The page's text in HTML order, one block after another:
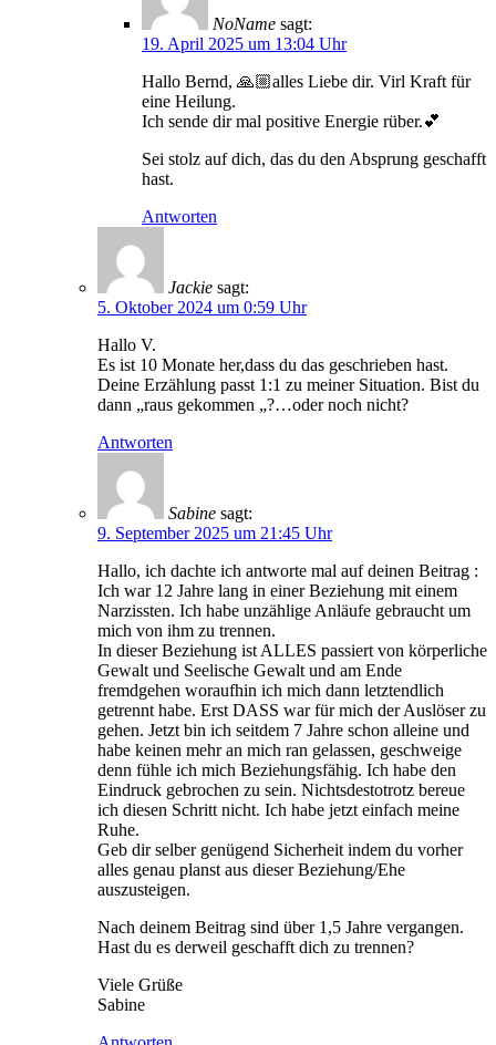
NoName sagt:
19. April 2025 um 13:04 Uhr
Hallo Bernd, 🙏🏼alles Liebe dir. Virl Kraft für
eine Heilung.
Ich sende dir mal positive Energie rüber.💕
Sei stolz auf dich, das du den Absprung geschafft
hast.
Antworten
Jackie sagt:
5. Oktober 2024 um 0:59 Uhr
Hallo V.
Es ist 10 Monate her,dass du das geschrieben hast.
Deine Erzählung passt 1:1 zu meiner Situation. Bist du
dann „raus gekommen „?…oder noch nicht?
Antworten
Sabine sagt:
9. September 2025 um 21:45 Uhr
Hallo, ich dachte ich antworte mal auf deinen Beitrag :
Ich war 12 Jahre lang in einer Beziehung mit einem
Narzissten. Ich habe unzählige Anläufe gebraucht um
mich von ihm zu trennen.
In dieser Beziehung ist ALLES passiert von körperliche
Gewalt und Seelische Gewalt und am Ende
fremdgehen woraufhin ich mich dann letztendlich
getrennt habe. Erst DASS war für mich der Auslöser zu
gehen. Jetzt bin ich seitdem 7 Jahre schon alleine und
habe keinen mehr an mich ran gelassen, geschweige
denn fühle ich mich Beziehungsfähig. Ich habe den
Eindruck gebrochen zu sein. Nichtsdestotrotz bereue
ich diesen Schritt nicht. Ich habe jetzt einfach meine
Ruhe.
Geb dir selber genügend Sicherheit indem du vorher
alles genau planst aus dieser Beziehung/Ehe
auszusteigen.
Nach deinem Beitrag sind über 1,5 Jahre vergangen.
Hast du es derweil geschafft dich zu trennen?
Viele Grüße
Sabine